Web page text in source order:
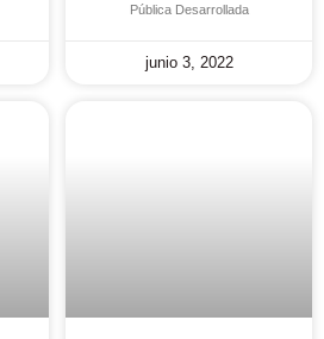
Pública Desarrollada
junio 3, 2022